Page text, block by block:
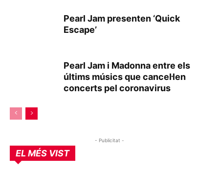
Pearl Jam presenten ‘Quick
Escape’
Pearl Jam i Madonna entre els
últims músics que cancel·len
concerts pel coronavirus
- Publicitat -
EL MÉS VIST